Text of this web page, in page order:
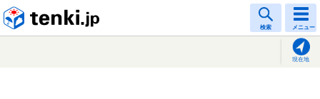
検索 メニュー
現在地